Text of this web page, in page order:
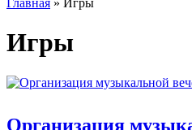
Главная » Игры
Игры
Организация